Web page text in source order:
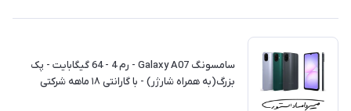
سامسونگ Galaxy A07 - رم 4 - 64 گیگابایت - پک
بزرگ(به همراه شارژر) - با گارانتی ۱۸ ماهه شرکتی